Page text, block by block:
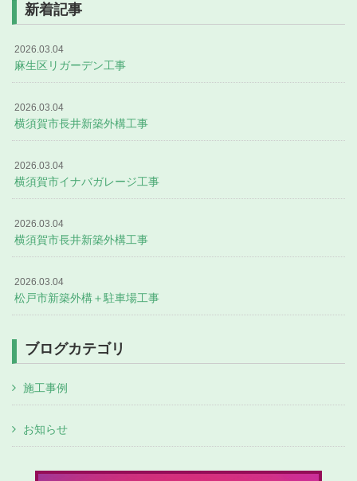
新着記事
2026.03.04
麻生区リガーデン工事
2026.03.04
横須賀市長井新築外構工事
2026.03.04
横須賀市イナバガレージ工事
2026.03.04
横須賀市長井新築外構工事
2026.03.04
松戸市新築外構＋駐車場工事
ブログカテゴリ
施工事例
お知らせ